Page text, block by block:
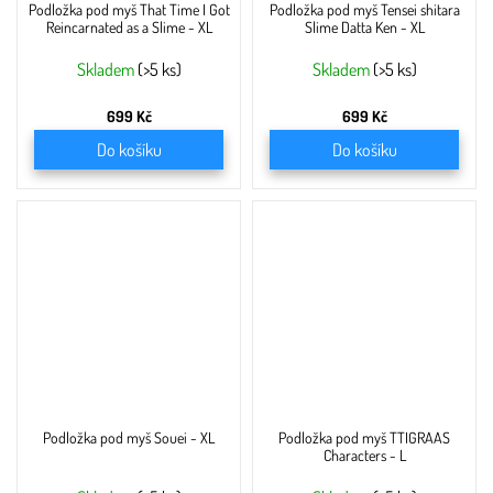
Podložka pod myš That Time I Got
Reincarnated as a Slime - XL
Skladem (>5 ks)
699 Kč
Do košíku
Podložka pod myš Tensei shitara
Slime Datta Ken - XL
Skladem (>5 ks)
699 Kč
Do košíku
Podložka pod myš Souei - XL
Podložka pod myš TTIGRAAS
Characters - L